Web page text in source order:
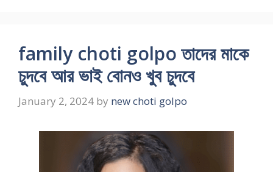
family choti golpo তাদের মাকে
চুদবে আর ভাই বোনও খুব চুদবে
January 2, 2024 by new choti golpo